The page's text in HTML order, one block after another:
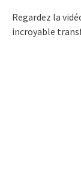
Regardez la
incroyable